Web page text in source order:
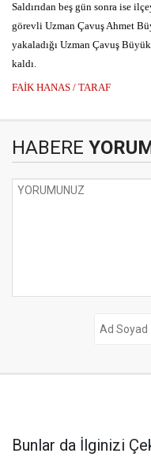
Saldırıdan beş gün sonra ise
görevli Uzman Çavuş Ahmet
yakaladığı Uzman Çavuş
kaldı.
FAİK HANAS / TARAF
HABERE
Bunlar da İlginizi